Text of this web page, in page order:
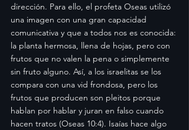
dirección. Para ello, el profeta Oseas utilizó
una imagen con una gran capacidad
comunicativa y que a todos nos es conocida:
la planta hermosa, llena de hojas, pero con
frutos que no valen la pena o simplemente
sin fruto alguno. Así, a los israelitas se los
compara con una vid frondosa, pero los
frutos que producen son pleitos porque
hablan por hablar y juran en falso cuando
hacen tratos (Oseas 10:4). Isaías hace algo